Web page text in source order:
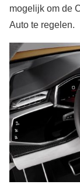
mogelijk om de
Auto te regelen.